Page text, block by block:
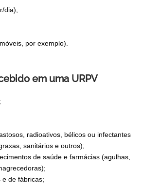
dia);
por exemplo).
em uma URPV
radioativos, bélicos ou infectantes
sanitários e outros);
de saúde e farmácias (agulhas,
e de fábricas;